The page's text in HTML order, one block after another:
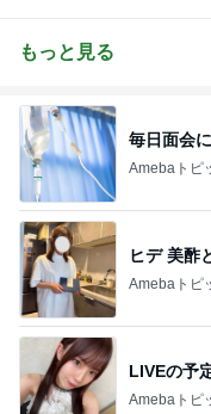
もっと見る
毎日面会
Amebaトピ
ヒデ 美酢
Amebaトピ
LIVEの予
Amebaトピ